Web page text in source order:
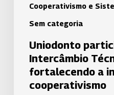
Cooperativismo e
Sem categoria
Uniodonto
Intercâmbio
fortalecendo a
cooperativismo